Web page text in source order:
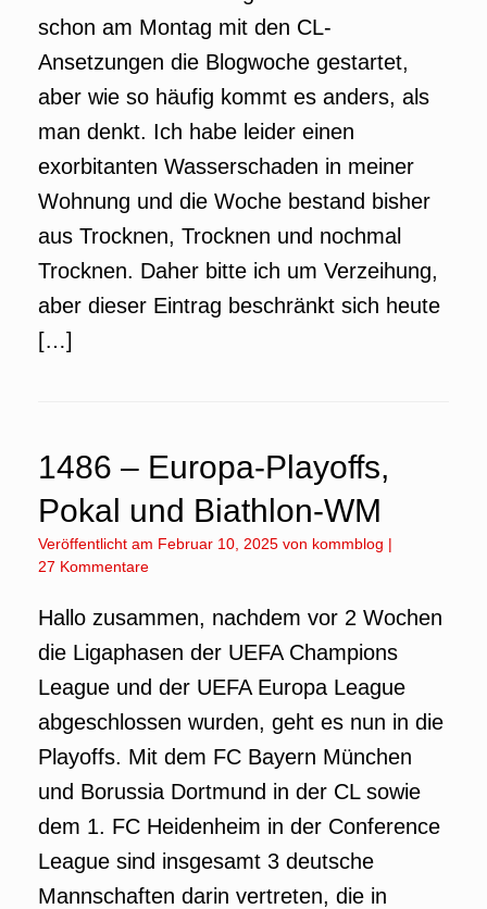
schon am Montag mit den CL-
Ansetzungen die Blogwoche gestartet,
aber wie so häufig kommt es anders, als
man denkt. Ich habe leider einen
exorbitanten Wasserschaden in meiner
Wohnung und die Woche bestand bisher
aus Trocknen, Trocknen und nochmal
Trocknen. Daher bitte ich um Verzeihung,
aber dieser Eintrag beschränkt sich heute
[…]
1486 – Europa-Playoffs,
Pokal und Biathlon-WM
Veröffentlicht am Februar 10, 2025 von kommblog |
27 Kommentare
Hallo zusammen, nachdem vor 2 Wochen
die Ligaphasen der UEFA Champions
League und der UEFA Europa League
abgeschlossen wurden, geht es nun in die
Playoffs. Mit dem FC Bayern München
und Borussia Dortmund in der CL sowie
dem 1. FC Heidenheim in der Conference
League sind insgesamt 3 deutsche
Mannschaften darin vertreten, die in